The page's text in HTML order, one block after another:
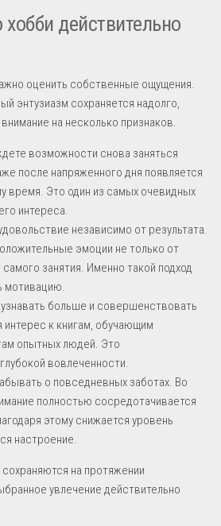
хобби действительно
оценить собственные ощущения.
энтузиазм сохраняется надолго,
на несколько признаков.
возможности снова заняться
после напряженного дня появляется
время. Это один из самых очевидных
интереса.
независимо от результата.
эмоции не только от
занятия. Именно такой подход
мотивацию.
больше и совершенствовать
интерес к книгам, обучающим
опытных людей. Это
вовлеченности.
о повседневных заботах. Во
полностью сосредотачивается
этому снижается уровень
настроение.
на протяжении
увлечение действительно